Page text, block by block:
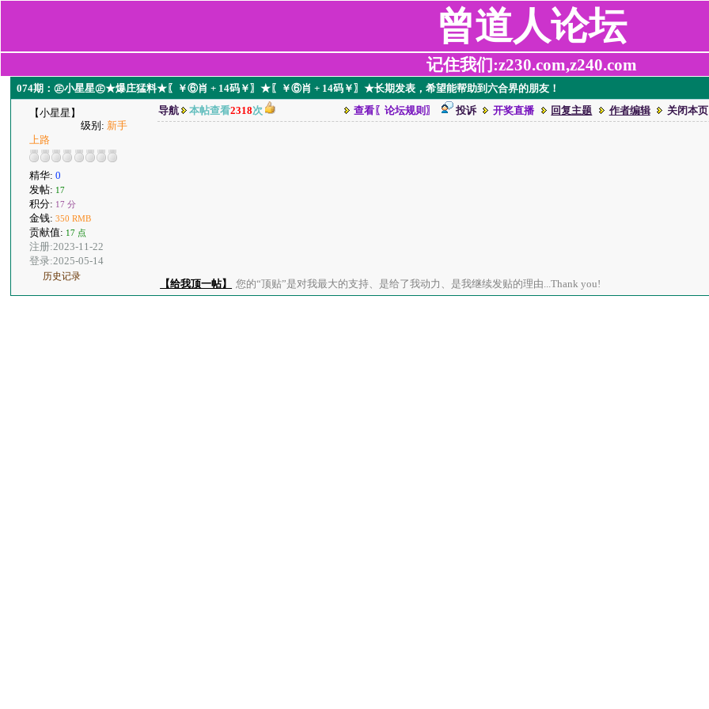
曾道人论坛
记住我们:z230.com,z240.com
074期：㊣小星星㊣★爆庄猛料★〖￥⑥肖 + 14码￥〗★〖￥⑥肖 + 14码￥〗★长期发表，希望能帮助到六合界的朋友！
【小星星】
级别: 新手
上路
精华:0
发帖: 17
积分: 17 分
金钱:350 RMB
贡献值: 17 点
注册:2023-11-22
登录:2025-05-14
历史记录
导航 本帖查看2318次 查看〖论坛规则〗 投诉 开奖直播 回复主题 作者编辑 关闭本页
【给我顶一帖】 您的“顶贴”是对我最大的支持、是给了我动力、是我继续发贴的理由...Thank you!